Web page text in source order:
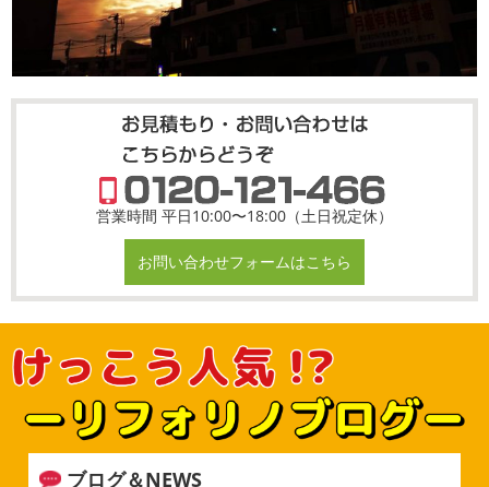
営業時間 平日10:00〜18:00（土日祝定休）
お問い合わせフォームはこちら
ブログ＆NEWS